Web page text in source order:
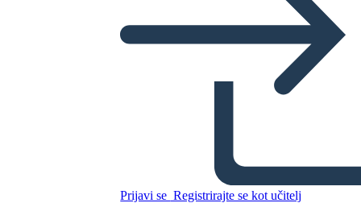
Prijavi se Registrirajte se kot učitelj